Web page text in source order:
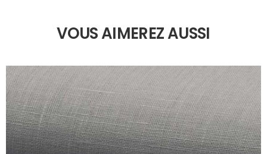
VOUS AIMEREZ AUSSI